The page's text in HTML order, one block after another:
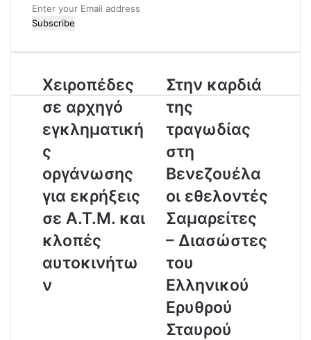
E
n
e
o
Χειροπέδες
σε αρχηγό
εγκληματική
ς
οργάνωσης
για εκρήξεις
σε Α.Τ.Μ. και
κλοπές
αυτοκινήτω
ν
Στην καρδιά
της
τραγωδίας
στη
Βενεζουέλα
οι εθελοντές
Σαμαρείτες
– Διασώστες
του
Ελληνικού
Ερυθρού
Σταυρού